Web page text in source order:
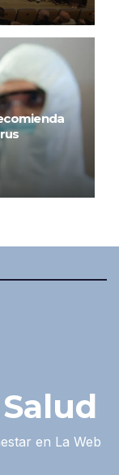
en La Web